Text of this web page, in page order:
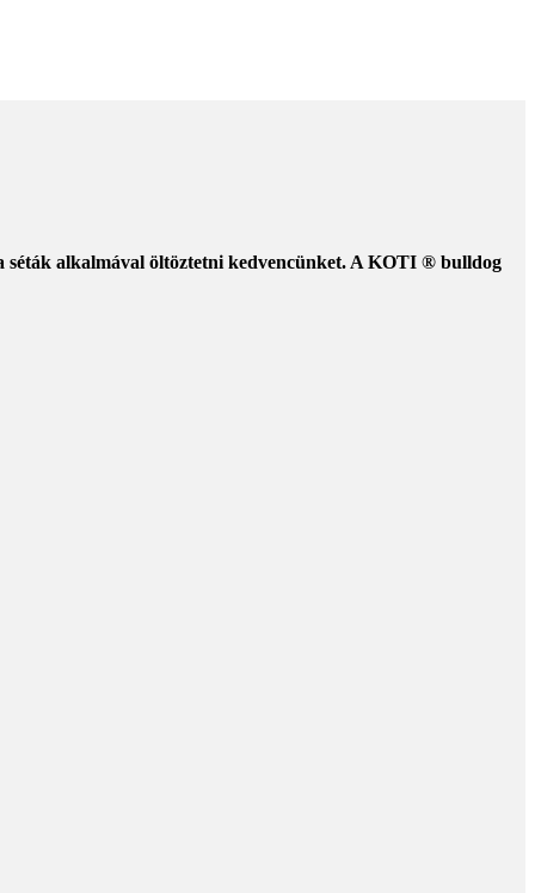
séták alkalmával öltöztetni kedvencünket. A KOTI ® bulldog